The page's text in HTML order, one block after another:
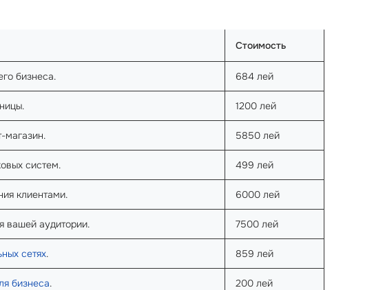
Стоимость
бизнеса. 684 лей
1200 лей
магазин. 5850 лей
систем. 499 лей
клиентами. 6000 лей
вашей аудитории. 7500 лей
сетях. 859 лей
бизнеса. 200 лей